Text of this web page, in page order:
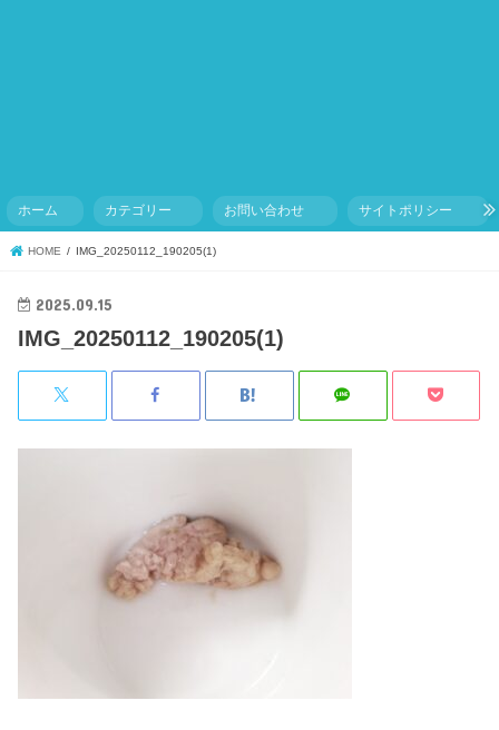
ホーム カテゴリー お問い合わせ サイトポリシー
HOME IMG_20250112_190205(1)
2025.09.15
IMG_20250112_190205(1)